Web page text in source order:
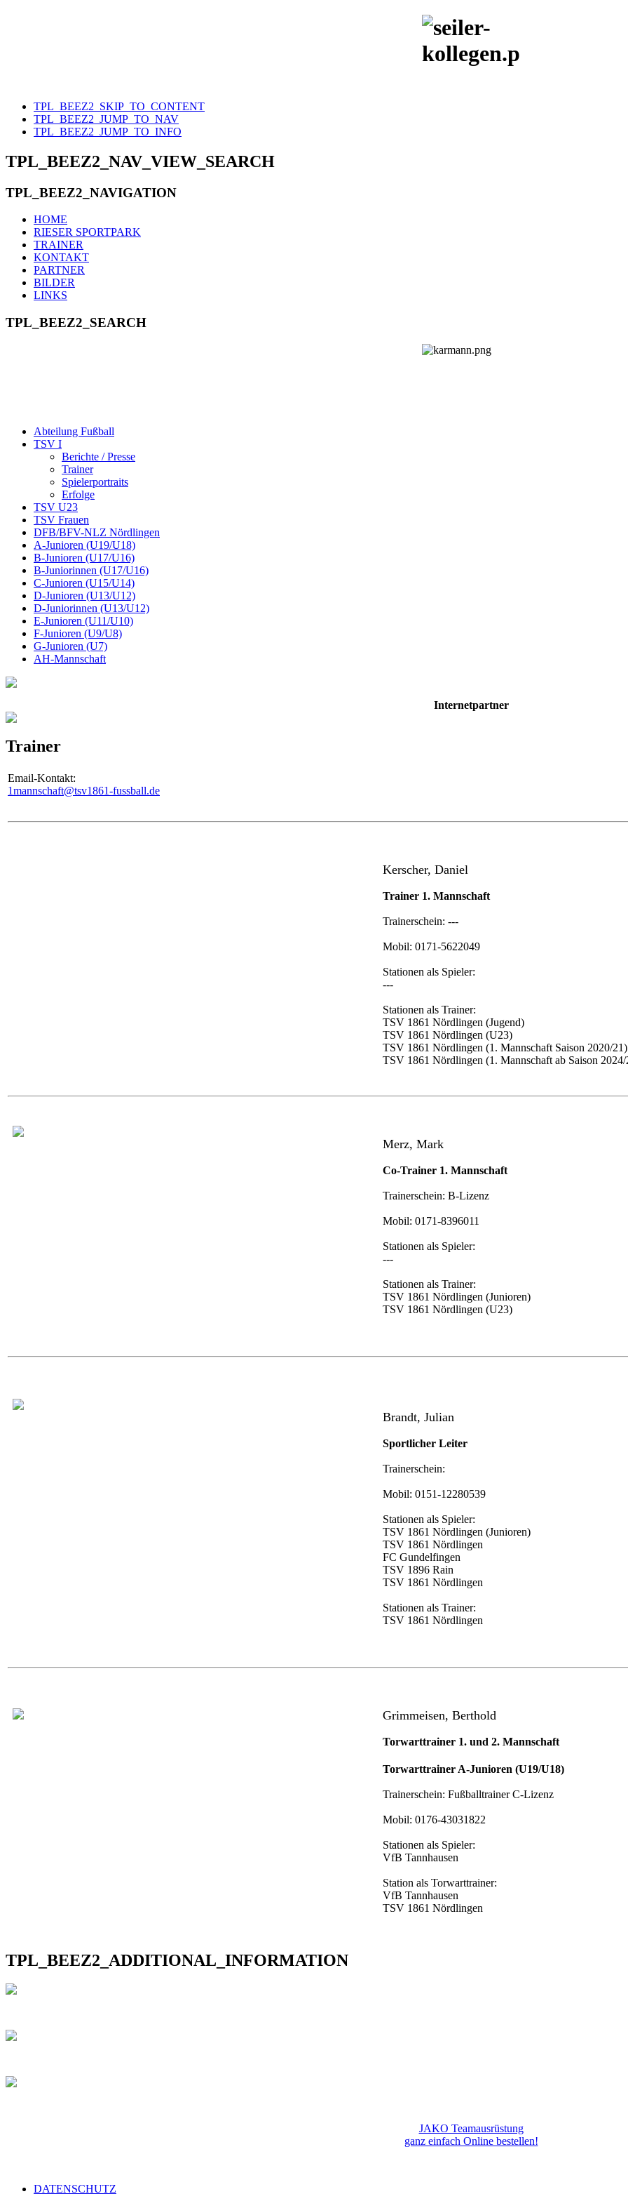
TPL_BEEZ2_SKIP_TO_CONTENT
TPL_BEEZ2_JUMP_TO_NAV
TPL_BEEZ2_JUMP_TO_INFO
TPL_BEEZ2_NAV_VIEW_SEARCH
TPL_BEEZ2_NAVIGATION
HOME
RIESER SPORTPARK
TRAINER
KONTAKT
PARTNER
BILDER
LINKS
TPL_BEEZ2_SEARCH
Abteilung Fußball
TSV I
Berichte / Presse
Trainer
Spielerportraits
Erfolge
TSV U23
TSV Frauen
DFB/BFV-NLZ Nördlingen
A-Junioren (U19/U18)
B-Junioren (U17/U16)
B-Juniorinnen (U17/U16)
C-Junioren (U15/U14)
D-Junioren (U13/U12)
D-Juniorinnen (U13/U12)
E-Junioren (U11/U10)
F-Junioren (U9/U8)
G-Junioren (U7)
AH-Mannschaft
Internetpartner
Trainer
Email-Kontakt:
1mannschaft@tsv1861-fussball.de
Kerscher, Daniel
Trainer 1. Mannschaft
Trainerschein: ---
Mobil: 0171-5622049
Stationen als Spieler:
---
Stationen als Trainer:
TSV 1861 Nördlingen (Jugend)
TSV 1861 Nördlingen (U23)
TSV 1861 Nördlingen (1. Mannschaft Saison 2020/21)
TSV 1861 Nördlingen (1. Mannschaft ab Saison 2024/
Merz, Mark
Co-Trainer 1. Mannschaft
Trainerschein: B-Lizenz
Mobil: 0171-8396011
Stationen als Spieler:
---
Stationen als Trainer:
TSV 1861 Nördlingen (Junioren)
TSV 1861 Nördlingen (U23)
Brandt, Julian
Sportlicher Leiter
Trainerschein:
Mobil: 0151-12280539
Stationen als Spieler:
TSV 1861 Nördlingen (Junioren)
TSV 1861 Nördlingen
FC Gundelfingen
TSV 1896 Rain
TSV 1861 Nördlingen
Stationen als Trainer:
TSV 1861 Nördlingen
Grimmeisen, Berthold
Torwarttrainer 1. und 2. Mannschaft
Torwarttrainer A-Junioren (U19/U18)
Trainerschein: Fußballtrainer C-Lizenz
Mobil: 0176-43031822
Stationen als Spieler:
VfB Tannhausen
Station als Torwarttrainer:
VfB Tannhausen
TSV 1861 Nördlingen
TPL_BEEZ2_ADDITIONAL_INFORMATION
JAKO Teamausrüstung
ganz einfach Online bestellen!
DATENSCHUTZ